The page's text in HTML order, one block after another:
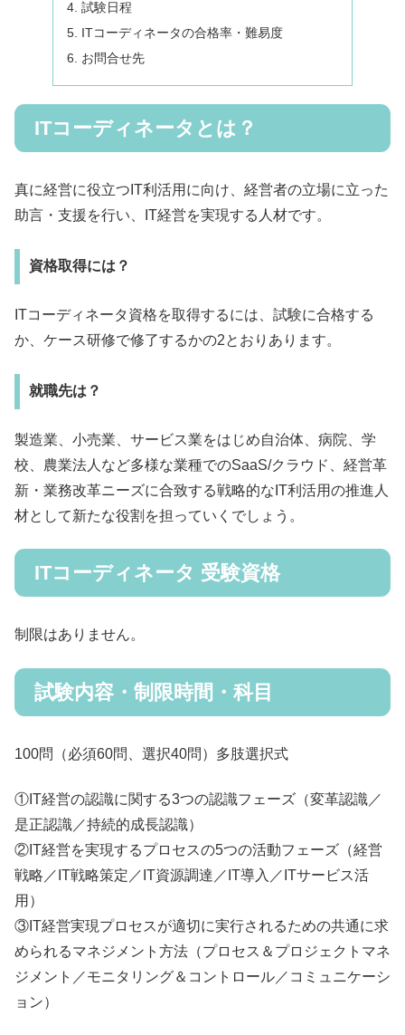
試験日程
ITコーディネータの合格率・難易度
お問合せ先
ITコーディネータとは？
真に経営に役立つIT利活用に向け、経営者の立場に立った
助言・支援を行い、IT経営を実現する人材です。
資格取得には？
ITコーディネータ資格を取得するには、試験に合格する
か、ケース研修で修了するかの2とおりあります。
就職先は？
製造業、小売業、サービス業をはじめ自治体、病院、学
校、農業法人など多様な業種でのSaaS/クラウド、経営革
新・業務改革ニーズに合致する戦略的なIT利活用の推進人
材として新たな役割を担っていくでしょう。
ITコーディネータ 受験資格
制限はありません。
試験内容・制限時間・科目
100問（必須60問、選択40問）多肢選択式
①IT経営の認識に関する3つの認識フェーズ（変革認識／
是正認識／持続的成長認識）
②IT経営を実現するプロセスの5つの活動フェーズ（経営
戦略／IT戦略策定／IT資源調達／IT導入／ITサービス活
用）
③IT経営実現プロセスが適切に実行されるための共通に求
められるマネジメント方法（プロセス＆プロジェクトマネ
ジメント／モニタリング＆コントロール／コミュニケーシ
ョン）